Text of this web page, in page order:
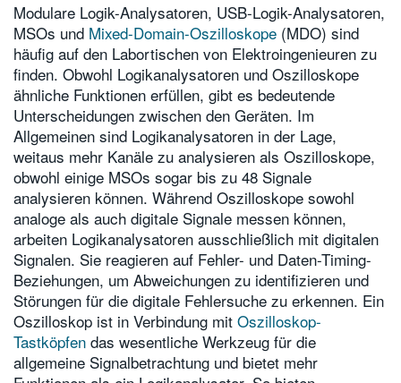
Modulare Logik-Analysatoren, USB-Logik-Analysatoren,
MSOs und Mixed-Domain-Oszilloskope (MDO) sind
häufig auf den Labortischen von Elektroingenieuren zu
finden. Obwohl Logikanalysatoren und Oszilloskope
ähnliche Funktionen erfüllen, gibt es bedeutende
Unterscheidungen zwischen den Geräten. Im
Allgemeinen sind Logikanalysatoren in der Lage,
weitaus mehr Kanäle zu analysieren als Oszilloskope,
obwohl einige MSOs sogar bis zu 48 Signale
analysieren können. Während Oszilloskope sowohl
analoge als auch digitale Signale messen können,
arbeiten Logikanalysatoren ausschließlich mit digitalen
Signalen. Sie reagieren auf Fehler- und Daten-Timing-
Beziehungen, um Abweichungen zu identifizieren und
Störungen für die digitale Fehlersuche zu erkennen. Ein
Oszilloskop ist in Verbindung mit Oszilloskop-
Tastköpfen das wesentliche Werkzeug für die
allgemeine Signalbetrachtung und bietet mehr